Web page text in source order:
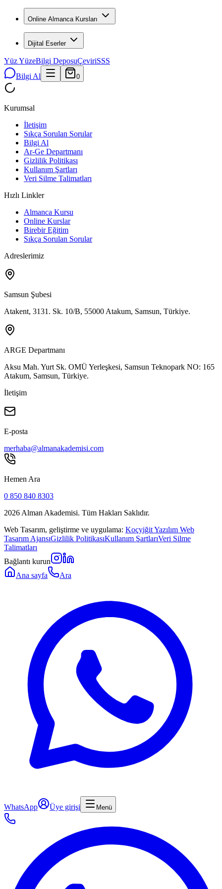
Online Almanca Kursları
Dijital Eserler
Yüz YüzeBilgi DeposuÇeviriSSS
Bilgi Al
0
Kurumsal
İletişim
Sıkça Sorulan Sorular
Bilgi Al
Ar-Ge Departmanı
Gizlilik Politikası
Kullanım Şartları
Veri Silme Talimatları
Hızlı Linkler
Almanca Kursu
Online Kurslar
Birebir Eğitim
Sıkça Sorulan Sorular
Adreslerimiz
Samsun Şubesi
Atakent, 3131. Sk. 10/B, 55000 Atakum, Samsun, Türkiye.
ARGE Departmanı
Aksu Mah. Yurt Sk. OMÜ Yerleşkesi, Samsun Teknopark NO: 165
Atakum, Samsun, Türkiye.
İletişim
E-posta
merhaba@almanakademisi.com
Hemen Ara
0 850 840 8303
2026 Alman Akademisi. Tüm Hakları Saklıdır.
Web Tasarım, geliştirme ve uygulama: Koçyiğit Yazılım Web
Tasarım AjansıGizlilik PolitikasıKullanım ŞartlarıVeri Silme
Talimatları
Bağlantı kurun
Ana sayfa
Ara
WhatsApp Üye girişi Menü